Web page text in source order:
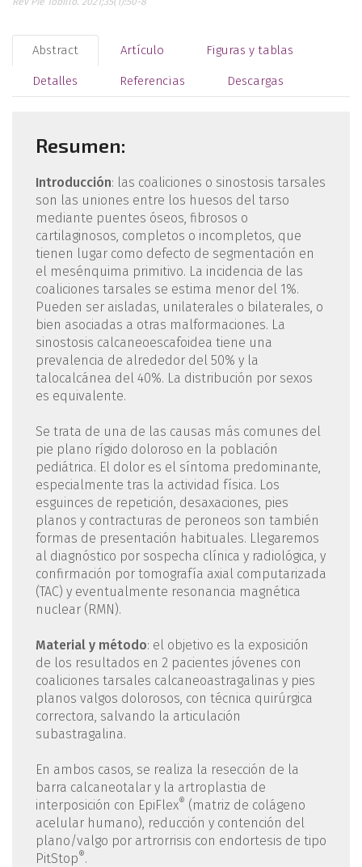
Abstract Artículo Figuras y tablas
Detalles Referencias Descargas
Resumen:
Introducción: las coaliciones o sinostosis tarsales
son las uniones entre los huesos del tarso
mediante puentes óseos, fibrosos o
cartilaginosos, completos o incompletos, que
tienen lugar como defecto de segmentación en
el mesénquima primitivo. La incidencia de las
coaliciones tarsales se estima menor del 1%.
Pueden ser aisladas, unilaterales o bilaterales, o
bien asociadas a otras malformaciones. La
sinostosis calcaneoescafoidea tiene una
prevalencia de alrededor del 50% y la
talocalcánea del 40%. La distribución por sexos
es equivalente.
Se trata de una de las causas más comunes del
pie plano rígido doloroso en la población
pediátrica. El dolor es el síntoma predominante,
especialmente tras la actividad física. Los
esguinces de repetición, desaxaciones, pies
planos y contracturas de peroneos son también
formas de presentación habituales. Llegaremos
al diagnóstico por sospecha clínica y radiológica, y
confirmación por tomografía axial computarizada
(TAC) y eventualmente resonancia magnética
nuclear (RMN).
Material y método: el objetivo es la exposición
de los resultados en 2 pacientes jóvenes con
coaliciones tarsales calcaneoastragalinas y pies
planos valgos dolorosos, con técnica quirúrgica
correctora, salvando la articulación
subastragalina.
En ambos casos, se realiza la resección de la
barra calcaneotalar y la artroplastia de
interposición con EpiFlex® (matriz de colágeno
acelular humano), reducción y contención del
plano/valgo por artrorrisis con endortesis de tipo
PitStop®.